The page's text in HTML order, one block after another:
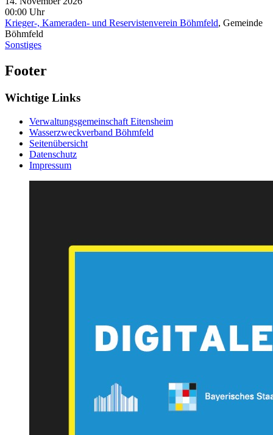
00:00 Uhr
Krieger-, Kameraden- und Reservistenverein Böhmfeld, Gemeinde
Böhmfeld
Sonstiges
Footer
Wichtige Links
Verwaltungsgemeinschaft Eitensheim
Wasserzweckverband Böhmfeld
Seitenübersicht
Datenschutz
Impressum